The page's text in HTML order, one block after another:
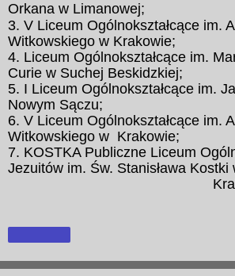
Orkana w Limanowej;
3. V Liceum Ogólnokształcące im.
Witkowskiego w Krakowie;
4. Liceum Ogólnokształcące im.
Curie w Suchej Beskidzkiej;
5. I Liceum Ogólnokształcące im.
Nowym Sączu;
6. V Liceum Ogólnokształcące im.
Witkowskiego w Krakowie;
7. KOSTKA Publiczne Liceum
Jezuitów im. Św. Stanisława Kostki